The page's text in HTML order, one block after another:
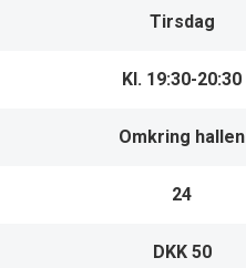
Tirsdag
Kl. 19:30-20:30
Omkring hallen
24
DKK 50